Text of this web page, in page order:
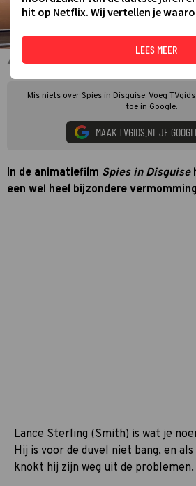
Spies in Disguise
Mis niets over Spies in Disguise. Voeg
toe in Google.
MAAK TVGIDS.NL JE
In de animatiefilm Spies in Disguise
een wel heel bijzondere
Lance Sterling (Smith) is wat je
Hij is voor de duvel niet bang, en
knokt hij zijn weg uit de problemen.
hit op Netflix. Wij vertellen je
LEES MEER